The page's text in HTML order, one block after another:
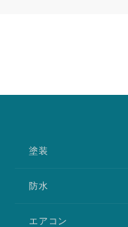
塗装
防水
エアコン